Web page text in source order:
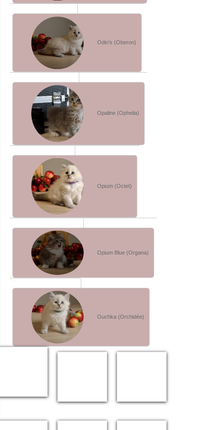
Odin's (Oberon)
Opaline (Ophelia)
Opium (Octet)
Opium Blue (Organa)
Ouchka (Orchidée)